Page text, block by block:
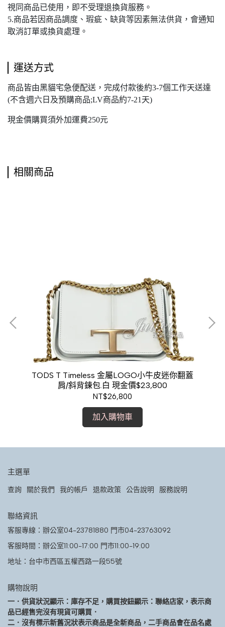
視同商品已使用，即不受理退換貨服務。
5.商品若因商品調度、瑕疵、缺貨等因素無法供貨，會通知
取消訂單或換貨處理。
運送方式
商品皆由黑貓宅急便配送，完成付款後約3-7個工作天送達
(不含週六日及預購商品;LV商品約7-21天)
現金價購買須外加運費250元
相關商品
TODS T Timeless 金屬LOGO小牛皮迷你翻蓋
肩/斜背鍊包.白 現金價$23,800
NT$26,800
加入購物車
主選單
查詢 關於我們 我的帳戶 退款政策 公告說明 服務說明
聯絡資訊
客服專線：辦公室04-23781880 門市04-23763092
客服時間：辦公室11:00-17:00 門市11:00-19:00
地址：台中市西區五權西路一段55號
購物說明
一．供貨狀況顯示：庫存不足，購買按鈕顯示：聯絡店家，表示商
品已經售完沒有現貨可購買．
二．沒有標示新舊況狀表示商品是全新商品，二手商品會在品名處